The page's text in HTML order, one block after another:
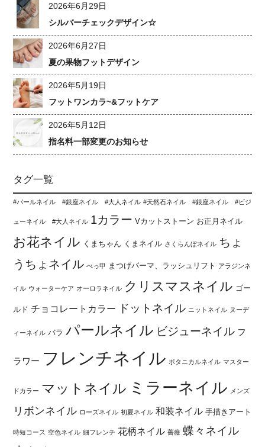
2026年6月29日
シルバーチェックデザイン☆
2026年6月27日
夏の果物フットデザイン
2026年5月19日
フットワンカラ~&フットケア
2026年5月12日
指名料一部変更のお知らせ
タグ一覧
#パールネイル #銀座ネイル #大人ネイル #天然石ネイル #銀座ネイル #ビジ
ューネイル #大人ネイル 1カラー Vカットストーン お正月ネイル
お花ネイル くまちゃん くまネイル さくらんぼネイル ちょ
うちょネイル べっ甲 まつげパーマ、ラッシュリフト アラジンネ
イル ウォーターケア オーロラネイル クリスマスネイル ゴー
ルド チョコレートカラー ドットネイル ニットネイル ヌーデ
ィーネイル バラ パールネイル ビジューネイル フ
ラワー フレンチネイル ボタニカルネイル マスター
ドカラー マットネイル ミラーネイル メンズ
リボンネイル ローズネイル 初夏ネイル 和装ネイル 手描きアート
時短コース 空色ネイル 細フレンチ 花柄ネイル 薔薇 蝶々ネイル